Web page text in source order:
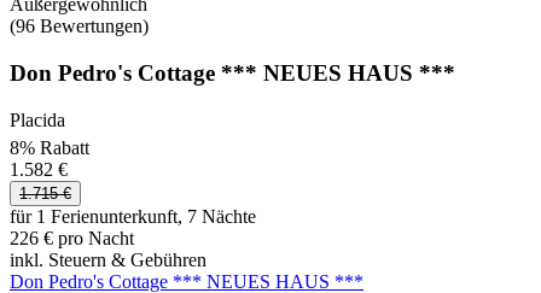
Außergewöhnlich
(96 Bewertungen)
Don Pedro's Cottage *** NEUES HAUS ***
Placida
8% Rabatt
1.582 €
1.715 €
für 1 Ferienunterkunft, 7 Nächte
226 € pro Nacht
inkl. Steuern & Gebühren
Don Pedro's Cottage *** NEUES HAUS ***